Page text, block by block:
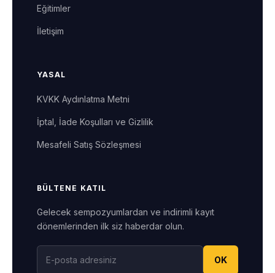
Eğitimler
İletişim
YASAL
KVKK Aydınlatma Metni
İptal, İade Koşulları ve Gizlilik
Mesafeli Satış Sözleşmesi
BÜLTENE KATIL
Gelecek sempozyumlardan ve indirimli kayıt
dönemlerinden ilk siz haberdar olun.
OK